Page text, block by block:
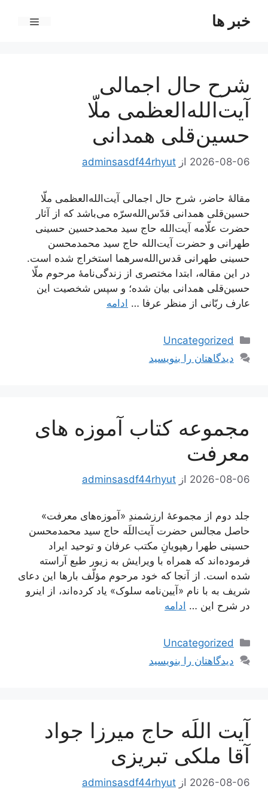
خبر ها
شرح حال اجمالی
آیت‌الله‌العظمی ملّا
حسین‌قلی همدانی
2026-08-06 از adminsasdf44rhyut
مقالۀ حاضر، شرح حال اجمالی آیت‌الله‌العظمی ملّا
حسین‌قلی همدانی قدّس‌الله‌سرّه می‌باشد که از آثار
حضرت علّامه آیت‌الله حاج سید محمدحسین حسینی
طهرانی و حضرت آیت‌الله حاج سید محمدمحسن
حسینی طهرانی قدس‌الله‌سرهما استخراج شده است.
در این مقاله، ابتدا مختصری از زندگی‌نامۀ مرحوم ملّا
حسین‌قلی همدانی بیان شده؛ و سپس شخصیت این
عارف ربّانی از منظر عرفا … ادامه
دسته‌ها
Uncategorized
دیدگاهتان را بنویسید
مجموعه کتاب آموزه های
معرفت
2026-08-06 از adminsasdf44rhyut
جلد دوم از مجموعۀ ارزشمندِ «آموزه‌های معرفت»
حاصل مجالس حضرت آیت‌اللَه حاج سید محمدمحسن
حسینی طهرا رهپویانِ مکتب عرفان و توحید ایراد
فرموده‌اند که همراه با ویرایش به زیور طبع آراسته
شده است. از آنجا که خود مرحوم مؤلّف بارها این دعای
شریف به با نام «آیین‌نامه سلوک» یاد کرده‌اند، از اینرو
در شرح این … ادامه
دسته‌ها
Uncategorized
دیدگاهتان را بنویسید
آیت اللَه حاج میرزا جواد
آقا ملکی تبریزی
2026-08-06 از adminsasdf44rhyut